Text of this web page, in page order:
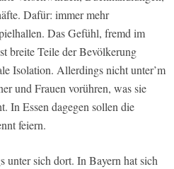
Dafür: immer mehr
Das Gefühl, fremd im
breite Teile der Bevölkerung
Isolation. Allerdings nicht unter’m
und Frauen vorühren, was sie
In Essen dagegen sollen die
feiern.
unter sich dort. In Bayern hat sich